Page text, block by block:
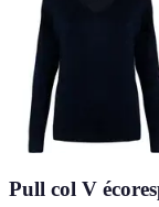
Pull col V